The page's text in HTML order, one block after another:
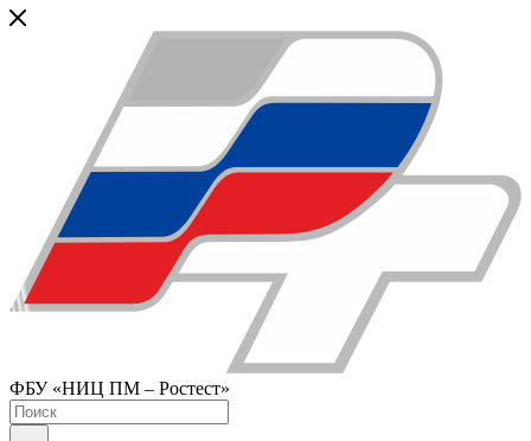
ФБУ «НИЦ ПМ – Ростест»